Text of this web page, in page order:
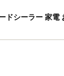
ドシーラー 家電